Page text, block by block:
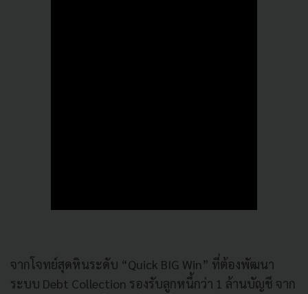
จากโจทย์สุดหินระดับ “Quick BIG Win” ที่ต้องพัฒนา
ระบบ Debt Collection รองรับลูกหนี้กว่า 1 ล้านบัญชี จาก